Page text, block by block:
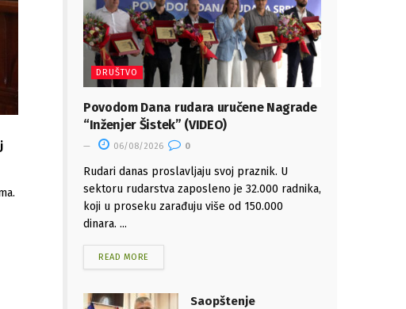
DRUŠTVO
Povodom Dana rudara uručene Nagrade
“Inženjer Šistek” (VIDEO)
06/08/2026 0
Rudari danas proslavljaju svoj praznik. U
sektoru rudarstva zaposleno je 32.000 radnika,
koji u proseku zarađuju više od 150.000
dinara. ...
READ MORE
Saopštenje